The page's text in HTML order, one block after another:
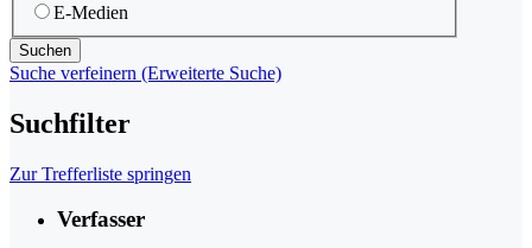
E-Medien
Suche verfeinern (Erweiterte Suche)
Suchfilter
Zur Trefferliste springen
Verfasser